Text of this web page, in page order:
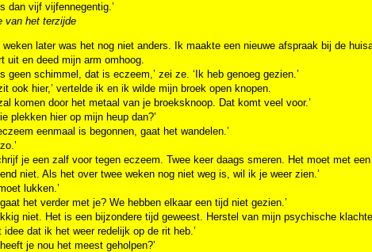
dan vijf vijfennegentig.’
van het terzijde
weken later was het nog niet anders. Ik maakte een nieuwe afspraak bij de
uit en deed mijn arm omhoog.
geen schimmel, dat is eczeem,’ zei ze. ‘Ik heb genoeg gezien.’
ook hier,’ vertelde ik en ik wilde mijn broek open knopen.
komen door het metaal van je broeksknoop. Dat komt veel voor.’
plekken hier op mijn heup dan?’
eenmaal is begonnen, gaat het wandelen.’
je een zalf voor tegen eczeem. Twee keer daags smeren. Het moet met
niet. Als het over twee weken nog niet weg is, wil ik je weer zien.’
lukken.’
gaat het verder met je? We hebben elkaar een tijd niet gezien.’
niet. Het is een bijzondere tijd geweest. Herstel van mijn psychische
idee dat ik het weer redelijk op de rit heb.’
je nou het meest geholpen?’